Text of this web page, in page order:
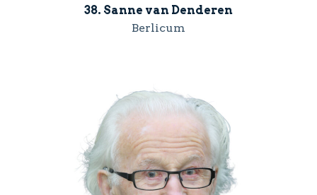
38. Sanne van Denderen
Berlicum